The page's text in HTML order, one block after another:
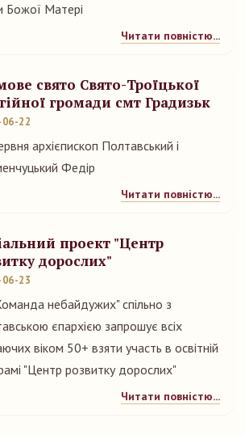
Божої Матері
Читати повністю...
свято Свято-Троїцької
громади смт Градизьк
22
архієпископ Полтавський і
Федір
Читати повністю...
проект "Центр
дорослих"
23
небайдужих" спільно з
єпархією запрошує всіх
віком 50+ взяти участь в освітній
"Центр розвитку дорослих"
Читати повністю...